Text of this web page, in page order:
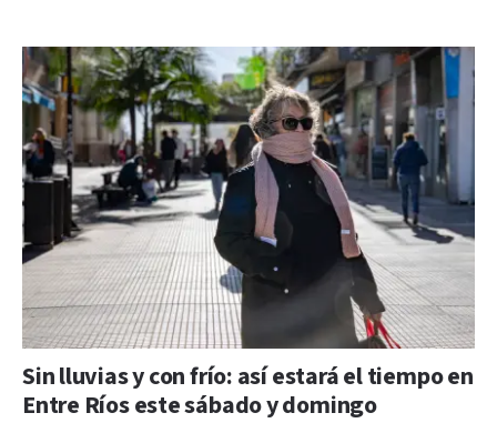
Sin lluvias y con frío: así estará el tiempo en
Entre Ríos este sábado y domingo